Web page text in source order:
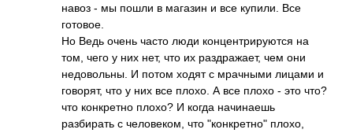
навоз - мы пошли в магазин и все купили. Все
готовое.
Но Ведь очень часто люди концентрируются на
том, чего у них нет, что их раздражает, чем они
недовольны. И потом ходят с мрачными лицами и
говорят, что у них все плохо. А все плохо - это что?
что конкретно плохо? И когда начинаешь
разбирать с человеком, что "конкретно" плохо,